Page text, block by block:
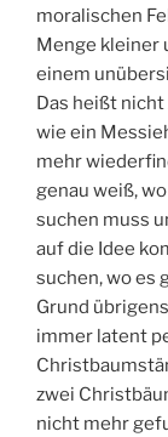
moralischen
Menge kleiner
einem
Das heißt
wie ein
mehr
genau weiß,
suchen muss
auf die Idee
suchen, wo es
Grund
immer latent
zwei
nicht mehr